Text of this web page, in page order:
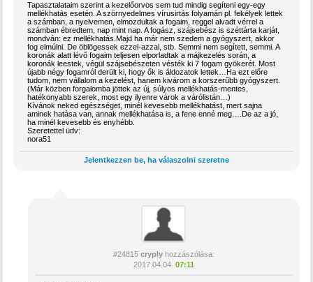
Tapasztalataim szerint a kezelőorvos sem tud mindig segíteni egy-egy
mellékhatás esetén. A szörnyedelmes vírusirtás folyamán pl. fekélyek lettek
a számban, a nyelvemen, elmozdultak a fogaim, reggel alvadt vérrel a
számban ébredtem, nap mint nap. A fogász, szájsebész is széttárta karját,
mondván: ez mellékhatás.Majd ha már nem szedem a gyógyszert, akkor
fog elmúlni. De öblögessek ezzel-azzal, stb. Semmi nem segített, semmi. A
koronák alatt lévő fogaim teljesen elporladtak a májkezelés során, a
koronák leestek, végül szájsebészeten vésték ki 7 fogam gyökerét. Most
újabb négy fogamról derült ki, hogy ők is áldozatok lettek…Ha ezt előre
tudom, nem vállalom a kezelést, hanem kivárom a korszerűbb gyógyszert.
(Már közben forgalomba jöttek az új, súlyos mellékhatás-mentes,
hatékonyabb szerek, most egy ilyenre várok a várólistán…)
Kívánok neked egészséget, minél kevesebb mellékhatást, mert sajna
aminek hatása van, annak mellékhatása is, a fene enné meg….De az a jó,
ha minél kevesebb és enyhébb.
Szeretettel üdv:
nora51
Jelentkezzen be, ha válaszolni szeretne
#24815 cryplyhozzászólása:
2017.04.04. 07:11